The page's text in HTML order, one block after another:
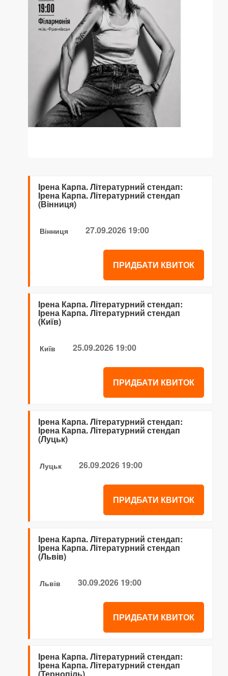
Ірена Карпа. Літературний стендап:
Ірена Карпа. Літературний стендап
(Вінниця)
Вінниця 27.09.2026 19:00
ПРИДБАТИ КВИТОК
Ірена Карпа. Літературний стендап:
Ірена Карпа. Літературний стендап
(Київ)
Київ 25.09.2026 19:00
ПРИДБАТИ КВИТОК
Ірена Карпа. Літературний стендап:
Ірена Карпа. Літературний стендап
(Луцьк)
Луцьк 26.09.2026 19:00
ПРИДБАТИ КВИТОК
Ірена Карпа. Літературний стендап:
Ірена Карпа. Літературний стендап
(Львів)
Львів 30.09.2026 19:00
ПРИДБАТИ КВИТОК
Ірена Карпа. Літературний стендап:
Ірена Карпа. Літературний стендап